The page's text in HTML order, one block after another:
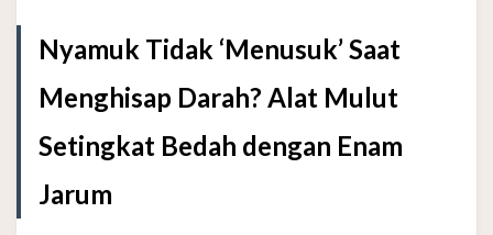
Nyamuk Tidak ‘Menusuk’ Saat
Menghisap Darah? Alat Mulut
Setingkat Bedah dengan Enam
Jarum